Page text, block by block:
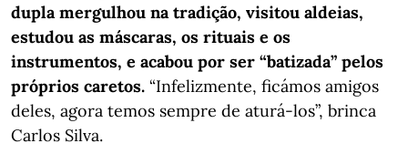
dupla mergulhou na tradição, visitou aldeias,
estudou as máscaras, os rituais e os
instrumentos, e acabou por ser “batizada” pelos
próprios caretos. “Infelizmente, ficámos amigos
deles, agora temos sempre de aturá‑los”, brinca
Carlos Silva.